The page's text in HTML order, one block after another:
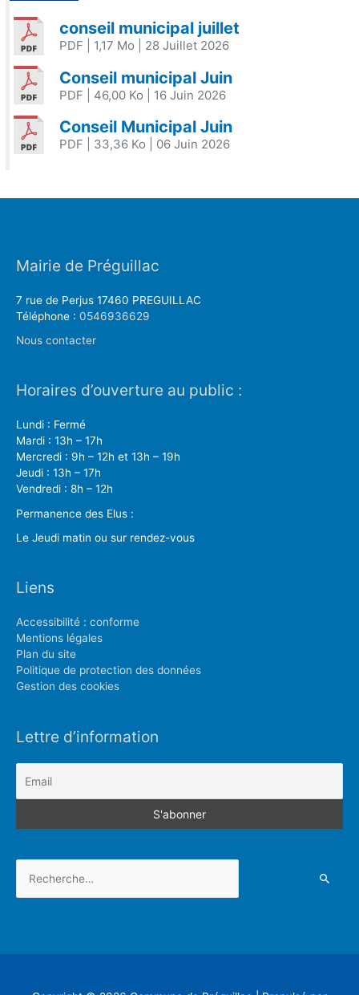
conseil municipal juillet
PDF | 1,17 Mo | 28 Juillet 2026
Conseil municipal Juin
PDF | 46,00 Ko | 16 Juin 2026
Conseil Municipal Juin
PDF | 33,36 Ko | 06 Juin 2026
Mairie de Préguillac
7 rue de Perjus 17460 PREGUILLAC
Téléphone : 0546936629
Nous contacter
Horaires d’ouverture au public :
Lundi : Fermé
Mardi : 13h – 17h
Mercredi : 9h – 12h et 13h – 19h
Jeudi : 13h – 17h
Vendredi : 8h – 12h
Permanence des Elus :
Le Jeudi matin ou sur rendez-vous
Liens
Accessibilité : conforme
Mentions légales
Plan du site
Politique de protection des données
Gestion des cookies
Lettre d’information